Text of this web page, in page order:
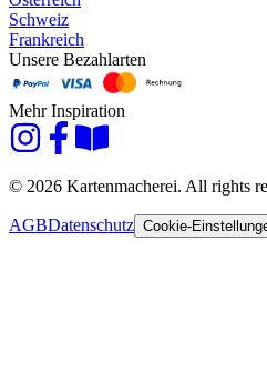
Schweiz
Frankreich
Unsere Bezahlarten
Mehr Inspiration
© 2026 Kartenmacherei. All rights
AGBDatenschutz Cookie-